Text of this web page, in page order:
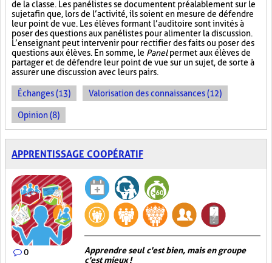
de la classe. Les panélistes se documentent préalablement sur le
sujet afin que, lors de l’activité, ils soient en mesure de défendre
leur point de vue. Les élèves formant l’auditoire sont invités à
poser des questions aux panélistes pour alimenter la discussion.
L’enseignant peut intervenir pour rectifier des faits ou poser des
questions aux élèves. En somme, le Panelpermet aux élèves de
partager et de défendre leur point de vue sur un sujet, de sorte à
assurer une discussion avec leurs pairs.
Échanges (13) Valorisation des connaissances (12)
Opinion (8)
APPRENTISSAGE COOPÉRATIF
0
Apprendre seul c'est bien, mais en groupe
c'est mieux !